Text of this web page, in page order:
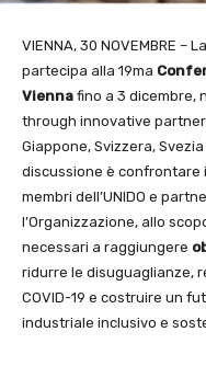
VIENNA, 30 NOVEMBRE – La
partecipa alla 19ma
Vienna fino a 3 dicembre,
through innovative
Giappone, Svizzera,
discussione è confrontare
membri dell’UNIDO e
l’Organizzazione, allo
necessari a raggiungere
ridurre le disuguaglianze,
COVID-19 e costruire un
industriale inclusivo e